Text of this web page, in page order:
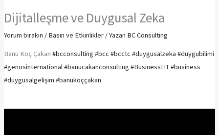
Dijitalleşme ve Duygusal Zeka
Yorum bırakın / Basın ve Etkinlikler/ Yazan BC Consulting
Banu Koç Çakan #bcconsulting #bcc #bcctc #duygusalzeka #duygubilimi
#genosinternational#banucakanconsulting #BusinessHT#business
#duygusalgelişim #banukoççakan